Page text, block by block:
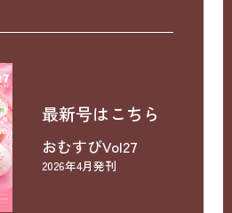
最新号はこちら
おむすびVol27
2026年4月発刊